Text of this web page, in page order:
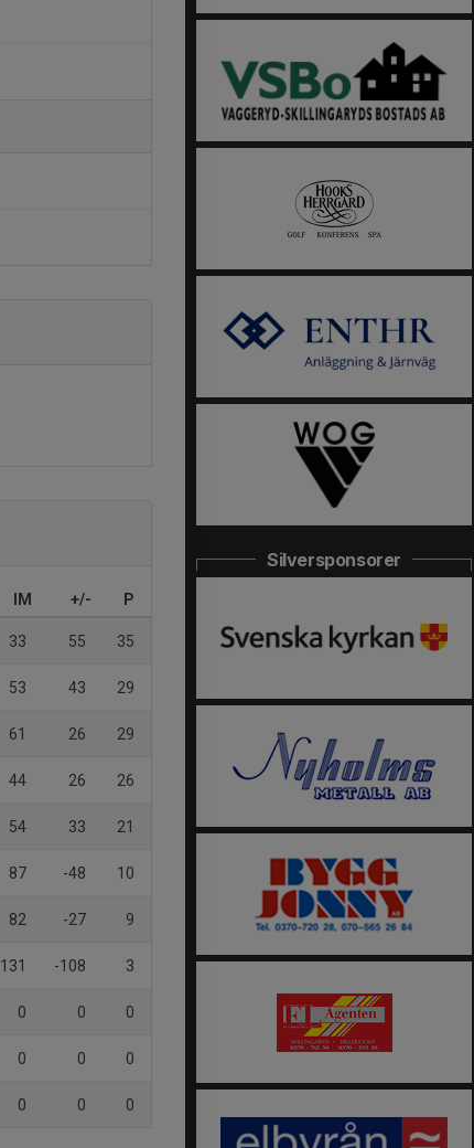
IM +/- P
33 55 35
53 43 29
61 26 29
44 26 26
54 33 21
87 -48 10
82 -27 9
131 -108 3
0 0 0
0 0 0
0 0 0
Silversponsorer